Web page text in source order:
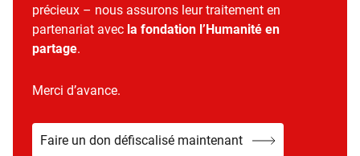
précieux – nous assurons leur traitement en
partenariat avec la fondation l’Humanité en
partage.
Merci d’avance.
Faire un don défiscalisé maintenant